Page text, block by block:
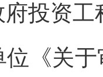
投资工
位 《关